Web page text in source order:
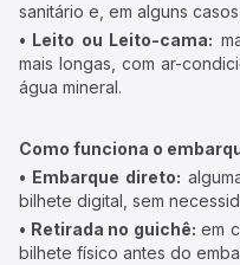
sanitário e, em alguns
• Leito ou Leito-cama:
mais longas, com ar-
água mineral.
Como funciona o
• Embarque direto:
bilhete digital, sem
• Retirada no guichê: em
bilhete físico antes do